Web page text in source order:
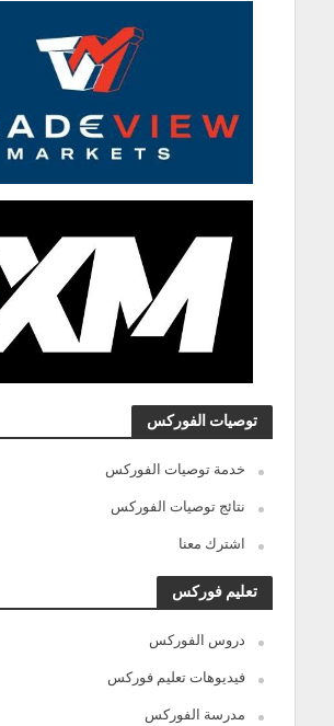
توصيات الفوركس
خدمة توصيات الفوركس
نتائج توصيات الفوركس
اشترك معنا
تعليم فوركس
دروس الفوركس
فيديوهات تعليم فوركس
مدرسة الفوركس